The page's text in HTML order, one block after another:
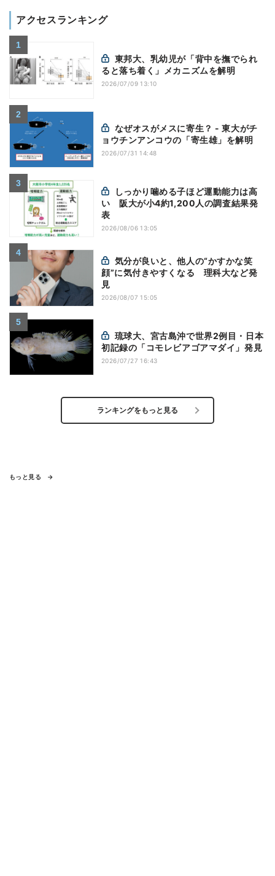
アクセスランキング
ると落ち着く」メカニズムを解明
2026/07/09 13:10
ョウチンアンコウの「寄生雄」を解明
2026/07/31 14:48
い 阪大が小4約1,200人の調査結果発
表
2026/08/06 13:05
顔”に気付きやすくなる 理科大など発
見
2026/08/07 15:05
初記録の「コモレビアゴアマダイ」発見
2026/07/27 16:43
ランキングをもっと見る
もっと見る